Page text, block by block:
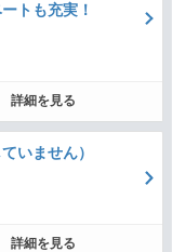
トも充実！
詳細を見る
いません）
詳細を見る